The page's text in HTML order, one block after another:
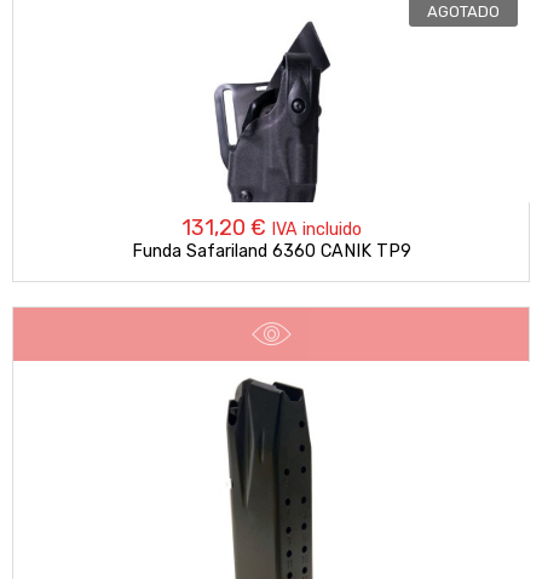
AGOTADO
131,20 € IVA incluido
Funda Safariland 6360 CANIK TP9